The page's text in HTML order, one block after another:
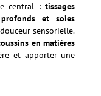
central :tissages
et soies
sensorielle.
en matières
et apporter une